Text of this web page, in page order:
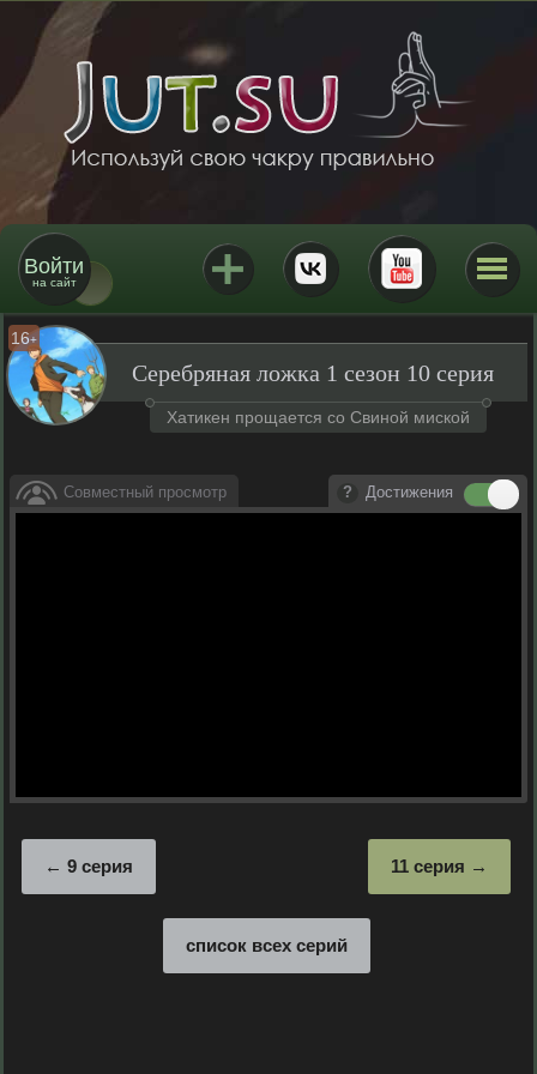
Войти
на сайт
16+
Серебряная ложка 1 сезон 10 серия
Хатикен прощается со Свиной миской
Совместный просмотр Достижения
11 серия
9 серия
список всех серий